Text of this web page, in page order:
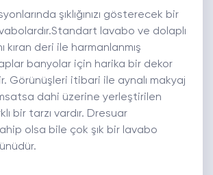
şıklığınızı gösterecek bir
lavabo ve dolaplı
kıran deri ile harmanlanmış
banyolar için harika bir dekor
Görünüşleri itibari ile aynalı makyaj
dahi üzerine yerleştirilen
bir tarzı vardır. Dresuar
olsa bile çok şık bir lavabo